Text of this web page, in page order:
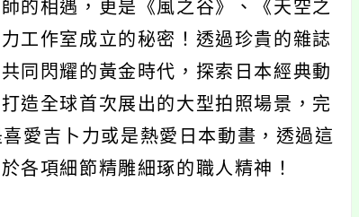
的相遇，更是《風之谷》、《天空之
工作室成立的秘密！透過珍貴的雜誌
同閃耀的黃金時代，探索日本經典動
造全球首次展出的大型拍照場景，完
愛吉卜力或是熱愛日本動畫，透過這
各項細節精雕細琢的職人精神！